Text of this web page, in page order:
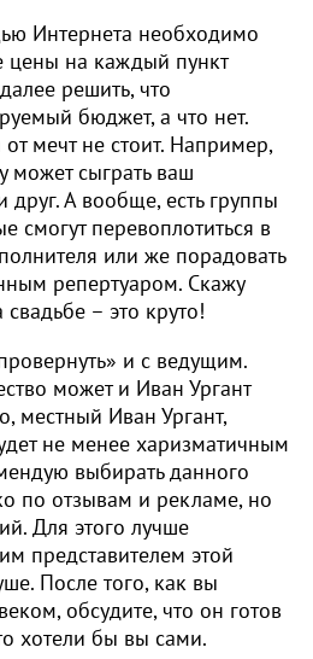
Интернета необходимо
цены на каждый пункт
решить, что
бюджет, а что нет.
мечт не стоит. Например,
может сыграть ваш
друг. А вообще, есть группы
смогут перевоплотиться в
или же порадовать
репертуаром. Скажу
– это круто!
и с ведущим.
может и Иван Ургант
местный Иван Ургант,
не менее харизматичным
выбирать данного
по отзывам и рекламе, но
Для этого лучше
представителем этой
После того, как вы
обсудите, что он готов
хотели бы вы сами.